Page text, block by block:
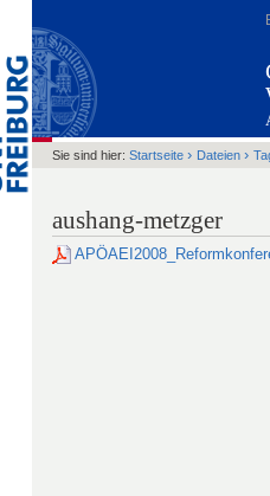
Sie sind hier: Startseite › Dateien ›
aushang-metzger